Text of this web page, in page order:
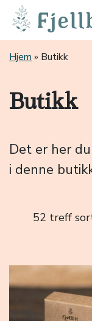
Hjem » Butikk
Butikk
Det er her
i denne
52 treff